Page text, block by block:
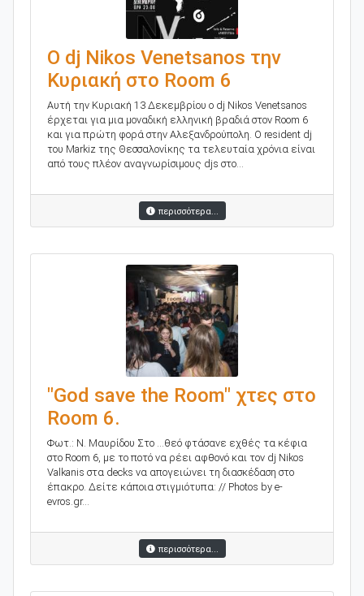
O dj Nikos Venetsanos την
Κυριακή στο Room 6
Αυτή την Κυριακή 13 Δεκεμβρίου o dj Nikos Venetsanos
έρχεται για μια μοναδική ελληνική βραδιά στον Room 6
και για πρώτη φορά στην Αλεξανδρούπολη. O resident dj
του Markiz της Θεσσαλονίκης τα τελευταία χρόνια είναι
από τους πλέον αναγνωρίσιμους djs στο...
περισσότερα...
"God save the Room" χτες στο
Room 6.
Φωτ.: Ν. Μαυρίδου Στο ...θεό φτάσανε εχθές τα κέφια
στο Room 6, με το ποτό να ρέει αφθονό και τον dj Nikos
Valkanis στα decks να απογειώνει τη διασκέδαση στο
έπακρο. Δείτε κάποια στιγμιότυπα: // Photos by e-
evros.gr...
περισσότερα...